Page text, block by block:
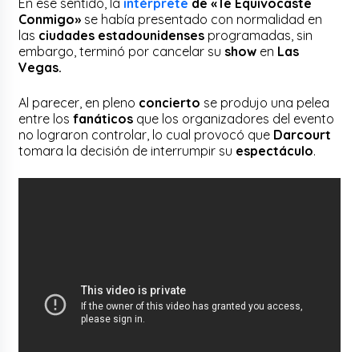
Conmigo» se había presentado con normalidad en
las ciudades estadounidenses programadas, sin
embargo, terminó por cancelar su show en Las
Vegas.
Al parecer, en pleno concierto se produjo una pelea
entre losfanáticos que los organizadores del evento
no lograron controlar, lo cual provocó que Darcourt
tomara la decisión de interrumpir su espectáculo.